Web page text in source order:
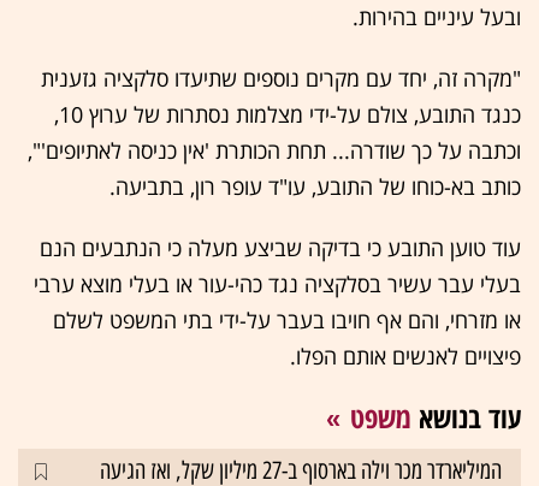
ובעל עיניים בהירות.
‏‏"מקרה זה, יחד עם מקרים נוספים שתיעדו סלקציה גזענית
כנגד התובע, צולם על-ידי מצלמות נסתרות של ערוץ 10,
וכתבה על כך שודרה... תחת הכותרת 'אין כניסה לאתיופים'",
כותב בא-כוחו של התובע, עו"ד עופר רון, בתביעה. ‏
עוד טוען התובע כי בדיקה שביצע מעלה כי הנתבעים הנם
בעלי עבר עשיר בסלקציה נגד כהי-עור או בעלי מוצא ערבי
או מזרחי, והם אף חויבו בעבר על-ידי בתי המשפט לשלם
פיצויים לאנשים אותם הפלו.
עוד בנושא משפט
המיליארדר מכר וילה בארסוף ב-27 מיליון שקל, ואז הגיעה